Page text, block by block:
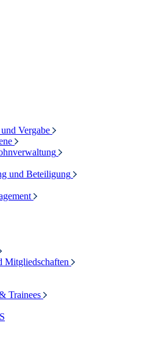
Vergabe
und Beteiligung
Mitgliedschaften
Trainees